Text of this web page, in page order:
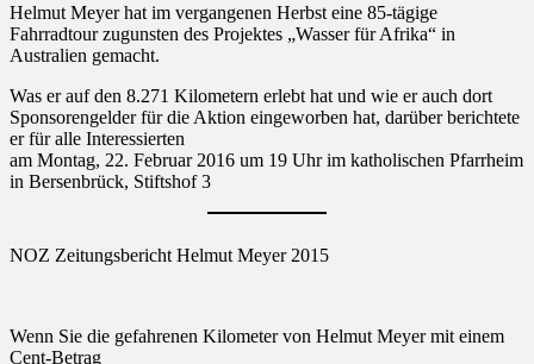
Helmut Meyer hat im vergangenen Herbst eine 85-tägige
Fahrradtour zugunsten des Projektes „Wasser für Afrika“ in
Australien gemacht.
Was er auf den 8.271 Kilometern erlebt hat und wie er auch dort
Sponsorengelder für die Aktion eingeworben hat, darüber berichtete
er für alle Interessierten
am Montag, 22. Februar 2016 um 19 Uhr im katholischen Pfarrheim
in Bersenbrück, Stiftshof 3
NOZ Zeitungsbericht Helmut Meyer 2015
Wenn Sie die gefahrenen Kilometer von Helmut Meyer mit einem
Cent-Betrag